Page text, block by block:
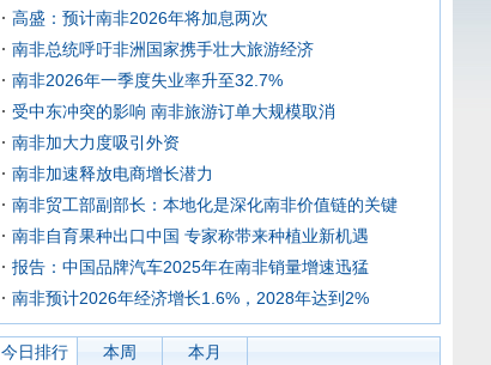
高盛：预计南非2026年将加息两次
南非总统呼吁非洲国家携手壮大旅游经济
南非2026年一季度失业率升至32.7%
受中东冲突的影响 南非旅游订单大规模取消
南非加大力度吸引外资
南非加速释放电商增长潜力
南非贸工部副部长：本地化是深化南非价值链的关键
南非自育果种出口中国 专家称带来种植业新机遇
报告：中国品牌汽车2025年在南非销量增速迅猛
南非预计2026年经济增长1.6%，2028年达到2%
今日排行 本周 本月